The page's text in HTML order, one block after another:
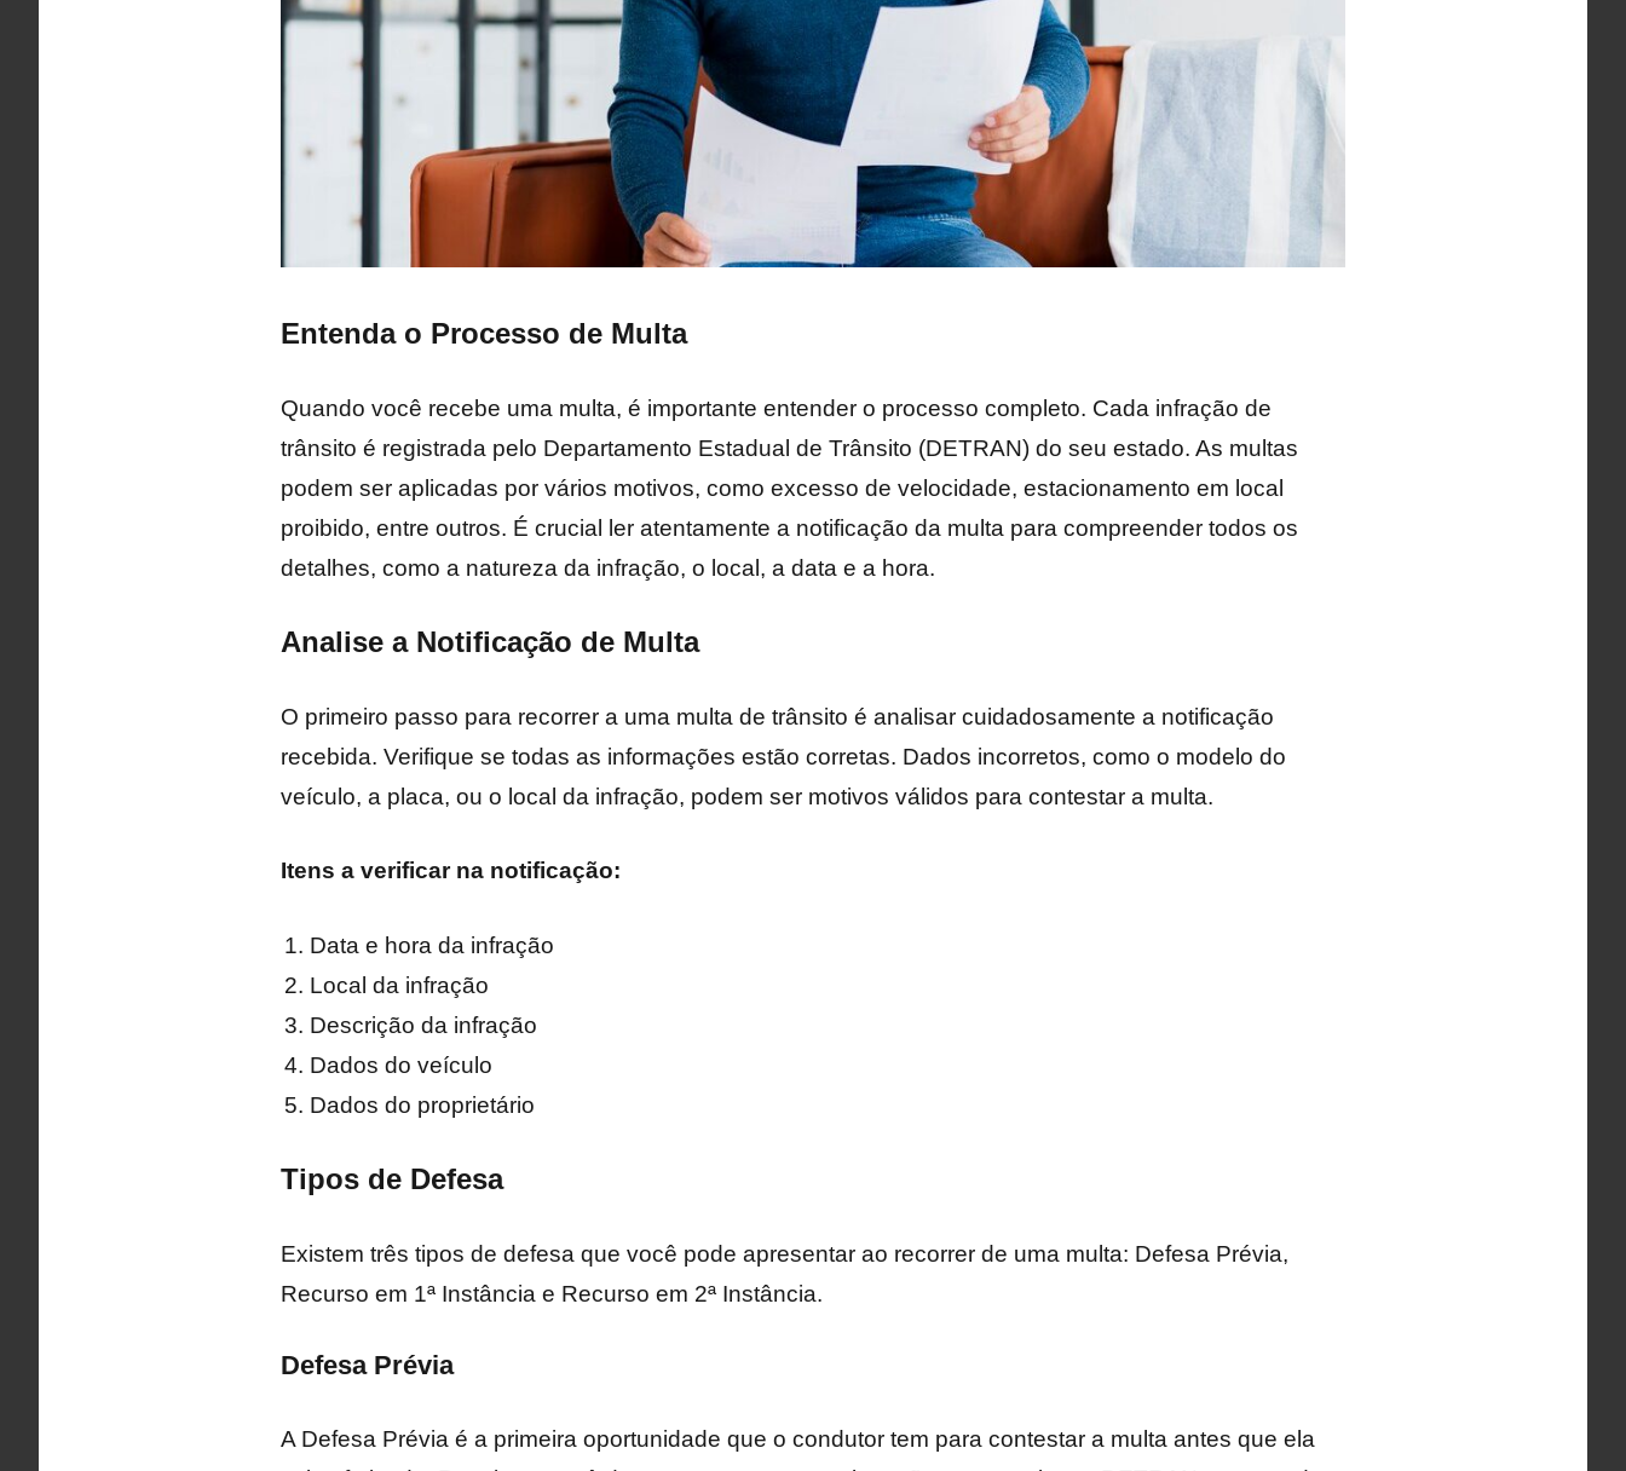
Entenda o Processo de Multa
Quando você recebe uma multa, é importante entender o processo completo. Cada infração de
trânsito é registrada pelo Departamento Estadual de Trânsito (DETRAN) do seu estado. As multas
podem ser aplicadas por vários motivos, como excesso de velocidade, estacionamento em local
proibido, entre outros. É crucial ler atentamente a notificação da multa para compreender todos os
detalhes, como a natureza da infração, o local, a data e a hora.
Analise a Notificação de Multa
O primeiro passo para recorrer a uma multa de trânsito é analisar cuidadosamente a notificação
recebida. Verifique se todas as informações estão corretas. Dados incorretos, como o modelo do
veículo, a placa, ou o local da infração, podem ser motivos válidos para contestar a multa.
Itens a verificar na notificação:
Data e hora da infração
Local da infração
Descrição da infração
Dados do veículo
Dados do proprietário
Tipos de Defesa
Existem três tipos de defesa que você pode apresentar ao recorrer de uma multa: Defesa Prévia,
Recurso em 1ª Instância e Recurso em 2ª Instância.
Defesa Prévia
A Defesa Prévia é a primeira oportunidade que o condutor tem para contestar a multa antes que ela